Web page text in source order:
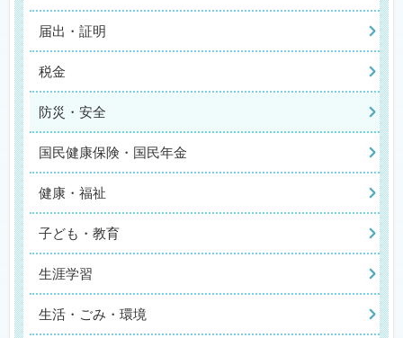
届出・証明
税金
防災・安全
国民健康保険・国民年金
健康・福祉
子ども・教育
生涯学習
生活・ごみ・環境